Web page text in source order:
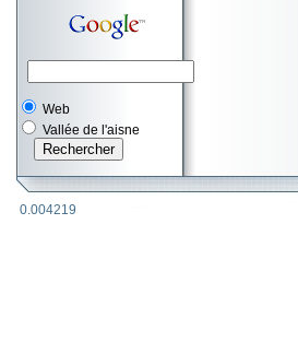
Web
Vallée de l'aisne
0.004219